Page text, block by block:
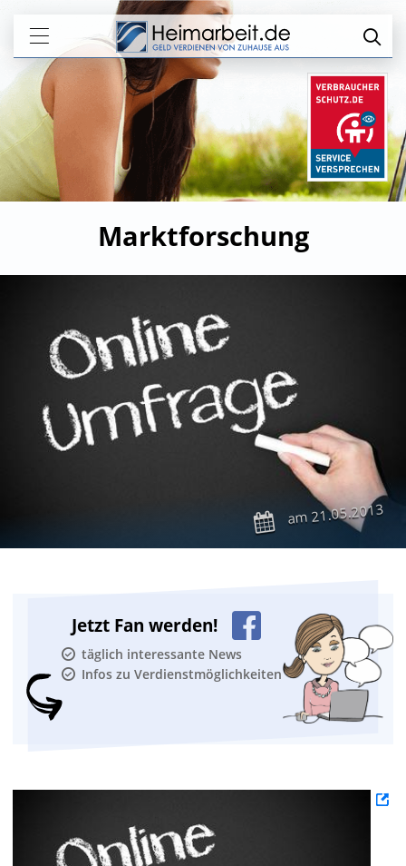
Marktforschung
am21.05.2013
Jetzt Fan werden!
täglich interessante News
Infos zu Verdienstmöglichkeiten